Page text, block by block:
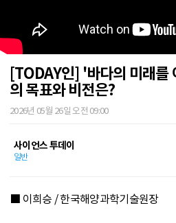
[TODAY인] '바다의 미래를
의 목표와 비전은?
2026년 05월 26일 오전 09:00
사이언스 투데이
일반
■ 이희승 / 한국해양과학기술원장